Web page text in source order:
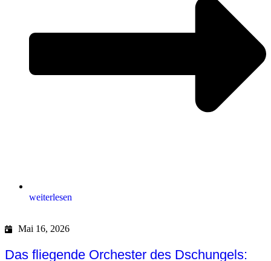
weiterlesen
Mai 16, 2026
Das fliegende Orchester des Dschungels: